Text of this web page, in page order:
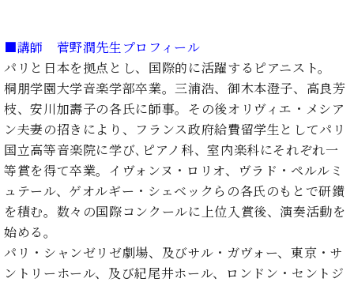
カ
ス
マ
ー
サ
ー
ビ
ス
律
)
ア
■講師 菅野潤先生プロフィール
パリと日本を拠点とし、国際的に活躍するピアニスト。
桐朋学園大学音楽学部卒業。三浦浩、御木本澄子、高良芳
枝、安川加壽子の各氏に師事。その後オリヴィエ・メシア
ン夫妻の招きにより、フランス政府給費留学生としてパリ
国立高等音楽院に学び､ピアノ科、室内楽科にそれぞれ一
等賞を得て卒業。イヴォンヌ・ロリオ、ヴラド・ペルルミ
ュテール、ゲオルギー・シェベックらの各氏のもとで研鑚
を積む。数々の国際コンクールに上位入賞後、演奏活動を
始める。
パリ・シャンゼリゼ劇場、及びサル・ガヴォー、東京・サ
ントリーホール、及び紀尾井ホール、ロンドン・セントジ